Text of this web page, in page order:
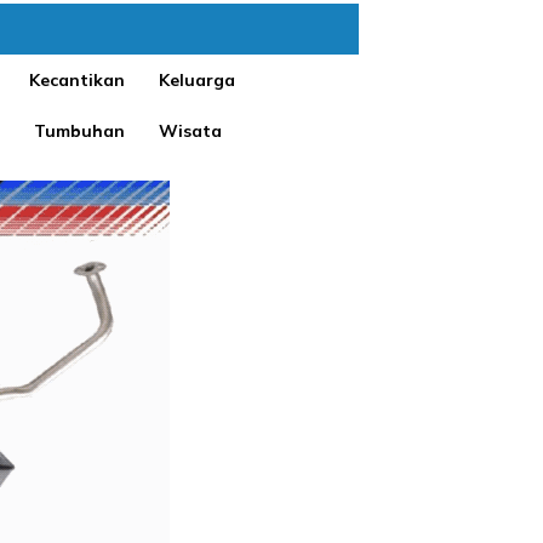
Kecantikan Keluarga
Tumbuhan Wisata